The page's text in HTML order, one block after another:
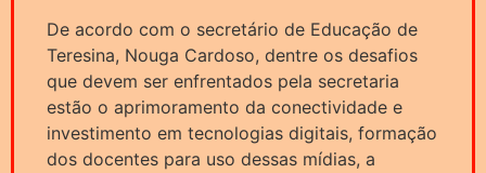
De acordo com o secretário de Educação de
Teresina, Nouga Cardoso, dentre os desafios
que devem ser enfrentados pela secretaria
estão o aprimoramento da conectividade e
investimento em tecnologias digitais, formação
dos docentes para uso dessas mídias, a